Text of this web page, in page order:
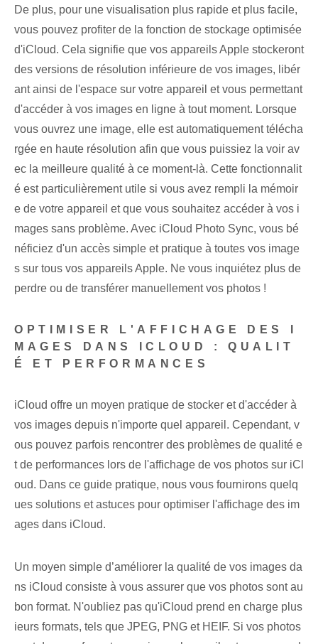
De plus, pour une visualisation plus rapide et plus facile,
vous pouvez profiter de la fonction de stockage optimisée
d'iCloud. Cela signifie que vos appareils Apple stockeront
des versions de résolution inférieure de vos images, libér
ant ainsi de l'espace sur votre appareil et vous permettant
d'accéder à vos images en ligne à tout moment. Lorsque
vous ouvrez une image, elle est automatiquement télécha
rgée en haute résolution afin que vous puissiez la voir av
ec la meilleure qualité à ce moment-là. Cette fonctionnalit
é est particulièrement utile si vous avez rempli la mémoir
e de votre appareil et que vous souhaitez accéder à vos i
mages sans problème. Avec iCloud Photo Sync, vous bé
néficiez d'un accès simple et pratique à toutes vos image
s sur tous vos appareils Apple. ‌Ne vous inquiétez plus de
perdre ou de transférer manuellement vos photos !
OPTIMISER L'AFFICHAGE DES I
MAGES DANS ICLOUD : QUALIT
É ET PERFORMANCES
iCloud offre un moyen pratique de stocker et d'accéder à
vos images depuis n'importe quel appareil. Cependant, v
ous pouvez parfois rencontrer des problèmes de qualité e
t de performances lors de l'affichage de vos photos sur iCl
oud. Dans ce guide pratique, nous vous fournirons quelq
ues ‌solutions et astuces pour optimiser l'affichage des im
ages⁣ dans iCloud.
Un moyen simple d’améliorer la qualité de vos images da
ns iCloud consiste à vous assurer que vos photos sont au
bon format. N'oubliez pas qu'iCloud prend en charge plus
ieurs formats, tels que JPEG, PNG et HEIF. Si vos photos